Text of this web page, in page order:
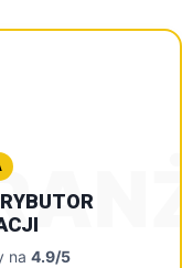
na 4.9/5